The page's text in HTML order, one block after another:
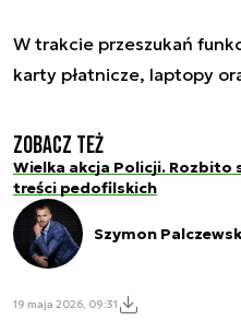
W trakcie przeszukań
karty płatnicze, laptopy
Zobacz też
Wielka akcja Policji.
treści pedofilskich
Szymon
19 maja 2026, 09:31